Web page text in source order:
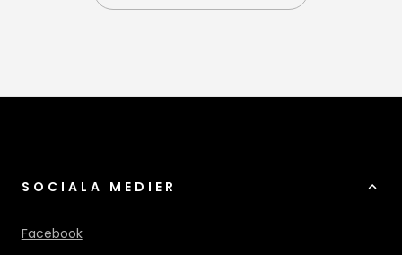
SOCIALA MEDIER
Facebook